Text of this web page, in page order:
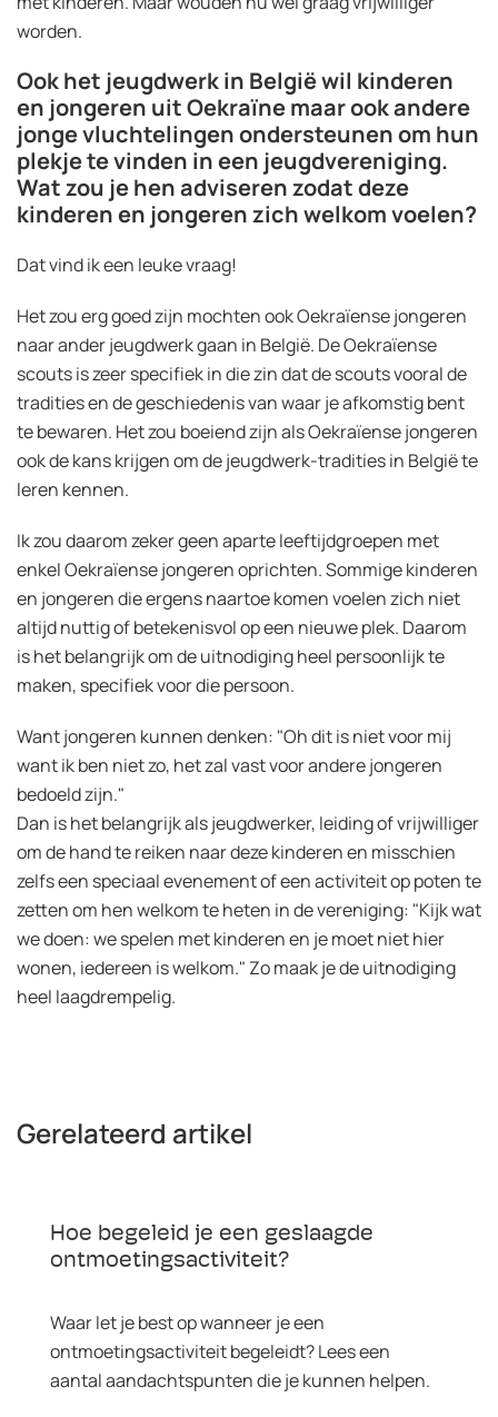
worden.
Ook het jeugdwerk in België wil kinderen
en jongeren uit Oekraïne maar ook andere
jonge vluchtelingen ondersteunen om hun
plekje te vinden in een jeugdvereniging.
Wat zou je hen adviseren zodat deze
kinderen en jongeren zich welkom voelen?
Dat vind ik een leuke vraag!
Het zou erg goed zijn mochten ook Oekraïense jongeren
naar ander jeugdwerk gaan in België. De Oekraïense
scouts is zeer specifiek in die zin dat de scouts vooral de
tradities en de geschiedenis van waar je afkomstig bent
te bewaren. Het zou boeiend zijn als Oekraïense jongeren
ook de kans krijgen om de jeugdwerk-tradities in België te
leren kennen.
Ik zou daarom zeker geen aparte leeftijdgroepen met
enkel Oekraïense jongeren oprichten. Sommige kinderen
en jongeren die ergens naartoe komen voelen zich niet
altijd nuttig of betekenisvol op een nieuwe plek. Daarom
is het belangrijk om de uitnodiging heel persoonlijk te
maken, specifiek voor die persoon.
Want jongeren kunnen denken: "Oh dit is niet voor mij
want ik ben niet zo, het zal vast voor andere jongeren
bedoeld zijn."
Dan is het belangrijk als jeugdwerker, leiding of vrijwilliger
om de hand te reiken naar deze kinderen en misschien
zelfs een speciaal evenement of een activiteit op poten te
zetten om hen welkom te heten in de vereniging: "Kijk wat
we doen: we spelen met kinderen en je moet niet hier
wonen, iedereen is welkom." Zo maak je de uitnodiging
heel laagdrempelig.
Gerelateerd artikel
Hoe begeleid je een geslaagde
ontmoetingsactiviteit?
Waar let je best op wanneer je een
ontmoetingsactiviteit begeleidt? Lees een
aantal aandachtspunten die je kunnen helpen.